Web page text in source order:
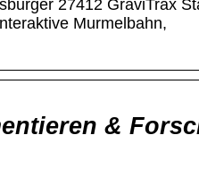
27412 GraviTrax
Murmelbahn,
&